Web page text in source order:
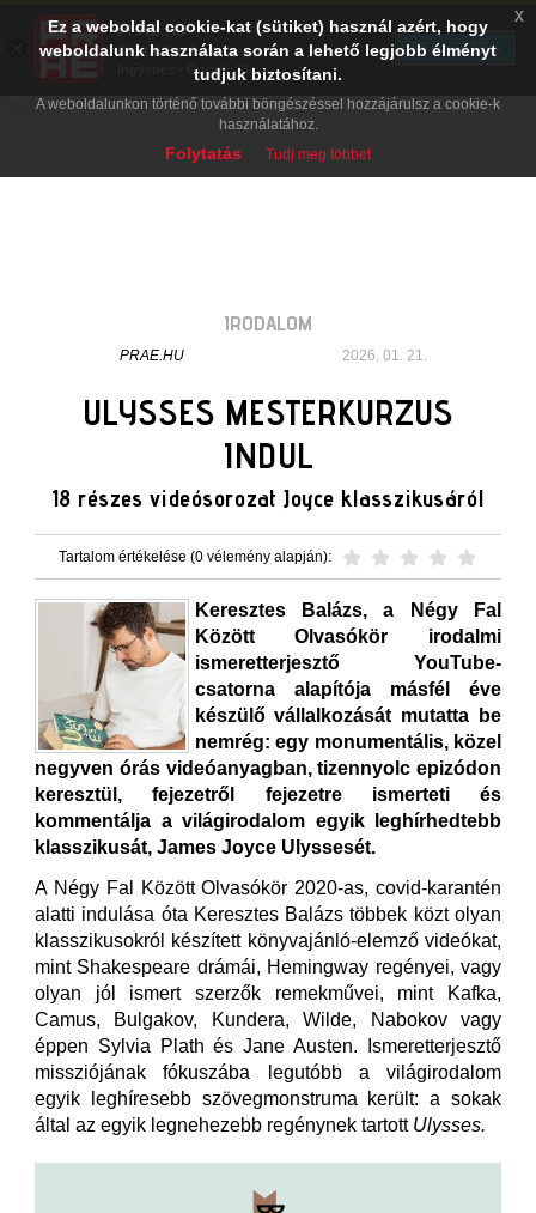
IRODALOM
PRAE.HU 2026. 01. 21.
ULYSSES MESTERKURZUS
INDUL
18 részes videósorozat Joyce klasszikusáról
Tartalom értékelése (0 vélemény alapján):
Keresztes Balázs, a Négy Fal
Között Olvasókör irodalmi
ismeretterjesztő YouTube-
csatorna alapítója másfél éve
készülő vállalkozását mutatta be
nemrég: egy monumentális, közel
negyven órás videóanyagban, tizennyolc epizódon
keresztül, fejezetről fejezetre ismerteti és
kommentálja a világirodalom egyik leghírhedtebb
klasszikusát, James Joyce Ulyssesét.
A Négy Fal Között Olvasókör 2020-as, covid-karantén
alatti indulása óta Keresztes Balázs többek közt olyan
klasszikusokról készített könyvajánló-elemző videókat,
mint Shakespeare drámái, Hemingway regényei, vagy
olyan jól ismert szerzők remekművei, mint Kafka,
Camus, Bulgakov, Kundera, Wilde, Nabokov vagy
éppen Sylvia Plath és Jane Austen. Ismeretterjesztő
missziójának fókuszába legutóbb a világirodalom
egyik leghíresebb szövegmonstruma került: a sokak
által az egyik legnehezebb regénynek tartott Ulysses.
Ez a weboldal cookie-kat (sütiket) használ azért, hogy
weboldalunk használata során a lehető legjobb élményt
tudjuk biztosítani.
A weboldalunkon történő további böngészéssel hozzájárulsz a cookie-k
használatához.
Folytatás Tudj meg többet
x
PRAE.HU
Digital Evolution
Ingyenes - Google Play
TELEPÍTÉS